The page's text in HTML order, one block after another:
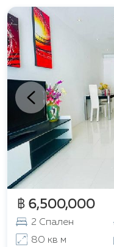
видеонаблюдения
электронные ключ-
проживание здесь
Недалеко
Всего в паре минут
храм, известный как
также расположен
Amat, который
окрестностях
множество кафе,
рестораны
доберётесь до
Central Festival
,
Bali Hai и множество
฿ 6,500,000
2 Спален
80 кв м